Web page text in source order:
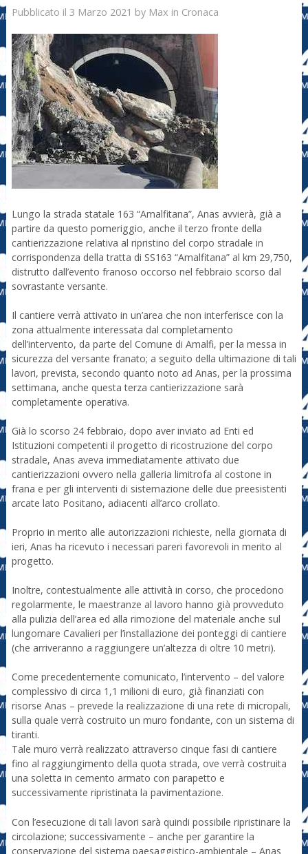
Pubblicato il 3 Marzo 2021 by Max in Cronaca
Lungo la strada statale 163 “Amalfitana”, Anas avvierà, già a
partire da questo pomeriggio, anche il terzo fronte della
cantierizzazione relativa al ripristino del corpo stradale in
corrispondenza della tratta di SS163 “Amalfitana” al km 29,750,
distrutto dall’evento franoso occorso nel febbraio scorso dal
sovrastante versante.
Il cantiere verrà attivato in un’area che non interferisce con la
zona attualmente interessata dal completamento
dell’intervento, da parte del Comune di Amalfi, per la messa in
sicurezza del versante franato; a seguito della ultimazione di tali
lavori, prevista, secondo quanto noto ad Anas, per la prossima
settimana, anche questa terza cantierizzazione sarà
completamente operativa.
Già lo scorso 24 febbraio, dopo aver inviato ad Enti ed
Istituzioni competenti il progetto di ricostruzione del corpo
stradale, Anas aveva immediatamente attivato due
cantierizzazioni ovvero nella galleria limitrofa al costone in
frana e per gli interventi di sistemazione delle due preesistenti
arcate lato Positano, adiacenti all’arco crollato.
Proprio in merito alle autorizzazioni richieste, nella giornata di
ieri, Anas ha ricevuto i necessari pareri favorevoli in merito al
progetto.
Inoltre, contestualmente alle attività in corso, che procedono
regolarmente, le maestranze al lavoro hanno già provveduto
alla pulizia dell’area ed alla rimozione del materiale anche sul
lungomare Cavalieri per l’installazione dei ponteggi di cantiere
(che arriveranno a raggiungere un’altezza di oltre 10 metri).
Come precedentemente comunicato, l’intervento – del valore
complessivo di circa 1,1 milioni di euro, già finanziati con
risorse Anas – prevede la realizzazione di una rete di micropali,
sulla quale verrà costruito un muro fondante, con un sistema di
tiranti.
Tale muro verrà realizzato attraverso cinque fasi di cantiere
fino al raggiungimento della quota strada, ove verrà costruita
una soletta in cemento armato con parapetto e
successivamente ripristinata la pavimentazione.
Con l’esecuzione di tali lavori sarà quindi possibile ripristinare la
circolazione; successivamente – anche per garantire la
conservazione del sistema paesaggistico-ambientale – Anas